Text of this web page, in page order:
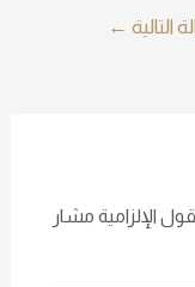
التالية ←
الإلزامية مشار